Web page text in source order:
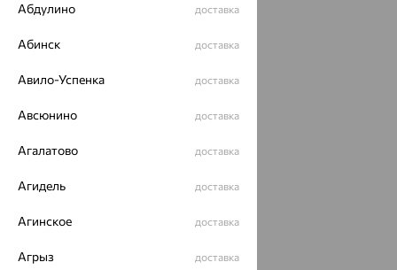
Абдулино доставка
Абинск доставка
Авило-Успенка доставка
Авсюнино доставка
Агалатово доставка
Агидель доставка
Агинское доставка
Агрыз доставка